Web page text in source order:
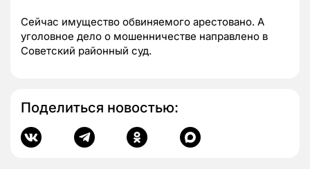
Сейчас имущество обвиняемого арестовано. А
уголовное дело о мошенничестве направлено в
Советский районный суд.
Поделиться новостью: